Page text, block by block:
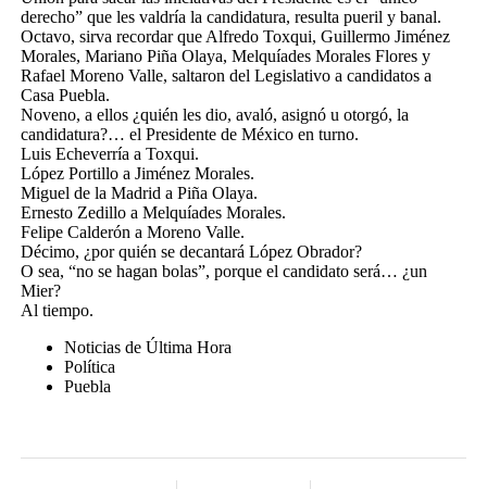
derecho” que les valdría la candidatura, resulta pueril y banal.
Octavo, sirva recordar que Alfredo Toxqui, Guillermo Jiménez
Morales, Mariano Piña Olaya, Melquíades Morales Flores y
Rafael Moreno Valle, saltaron del Legislativo a candidatos a
Casa Puebla.
Noveno, a ellos ¿quién les dio, avaló, asignó u otorgó, la
candidatura?… el Presidente de México en turno.
Luis Echeverría a Toxqui.
López Portillo a Jiménez Morales.
Miguel de la Madrid a Piña Olaya.
Ernesto Zedillo a Melquíades Morales.
Felipe Calderón a Moreno Valle.
Décimo, ¿por quién se decantará López Obrador?
O sea, “no se hagan bolas”, porque el candidato será… ¿un
Mier?
Al tiempo.
Noticias de Última Hora
Política
Puebla